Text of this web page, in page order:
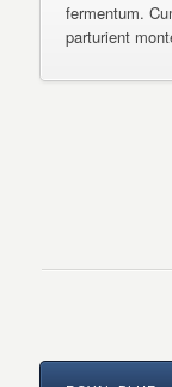
fermentum.
parturient